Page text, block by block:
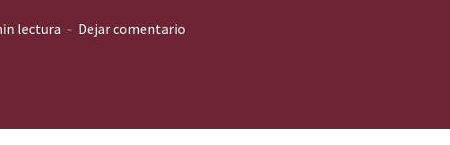
lectura Dejar comentario